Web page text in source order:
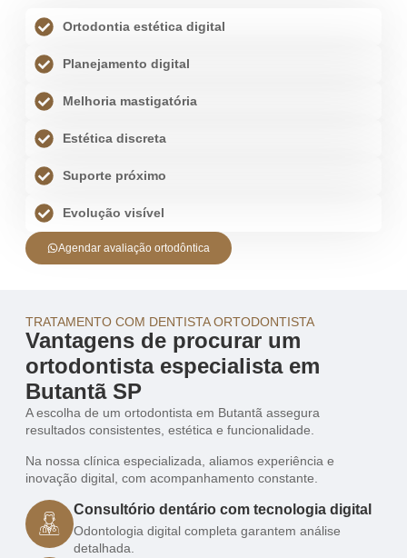
Ortodontia estética digital
Planejamento digital
Melhoria mastigatória
Estética discreta
Suporte próximo
Evolução visível
Agendar avaliação ortodôntica
TRATAMENTO COM DENTISTA ORTODONTISTA
Vantagens de procurar um
ortodontista especialista em
Butantã SP
A escolha de um ortodontista em Butantã assegura
resultados consistentes, estética e funcionalidade.
Na nossa clínica especializada, aliamos experiência e
inovação digital, com acompanhamento constante.
Consultório dentário com tecnologia digital
Odontologia digital completa garantem análise
detalhada.